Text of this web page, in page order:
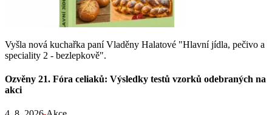
Vyšla nová kuchařka paní Vladěny Halatové "Hlavní jídla, pečivo a
speciality 2 - bezlepkově".
Ozvěny 21. Fóra celiaků: Výsledky testů vzorků odebraných na
akci